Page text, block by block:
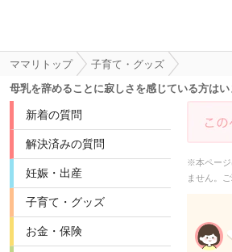
ママリトップ
子育て・グッズ
母乳を辞めることに寂しさを感じている方は
新着の質問
解決済みの質問
妊娠・出産
子育て・グッズ
お金・保険
※本ページ
ません。